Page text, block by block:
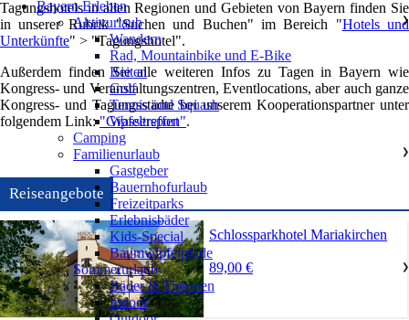
Tagungshotels in allen Regionen und Gebieten von Bayern finden Sie
in unserer Rubrik "Suchen und Buchen" im Bereich "Hotels und
Unterkünfte" > "Tagungshotel".
Außerdem finden Sie alle weiteren Infos zu Tagen in Bayern wie
Kongress- und Veranstaltungszentren, Eventlocations, aber auch ganze
Kongress- und Tagungsstädte bei unserem Kooperationspartner unter
folgendem Link:"Gipfeltreffen".
Reiseangebote
Schlossparkhotel Mariakirchen
89,00 €
Bayern Erleben
Aktivurlaub
❯
Wandern
Rad, Mountainbike und E-Bike
Reiten
Golf
Tennis und Squash
Wassersport
Camping
Familienurlaub
❯
Gastgeber
Bauernhofurlaub
Freizeitparks
Erlebnisbäder
Kids-Special
Baumwipfelpfade
Sommerurlaub
❯
Bäder & Thermen
Indoor